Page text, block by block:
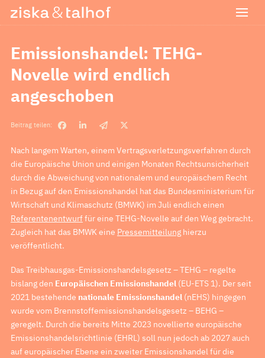
Emissionshandel: TEHG-
Novelle wird endlich
angeschoben
Beitrag teilen:
Nach langem Warten, einem Vertragsverletzungsverfahren durch
die Europäische Union und einigen Monaten Rechtsunsicherheit
durch die Abweichung von nationalem und europäischem Recht
in Bezug auf den Emissionshandel hat das Bundesministerium für
Wirtschaft und Klimaschutz (BMWK) im Juli endlich einen
Referentenentwurffür eine TEHG-Novelle auf den Weg gebracht.
Zugleich hat das BMWK eine Pressemitteilunghierzu
veröffentlicht.
Das Treibhausgas-Emissionshandelsgesetz – TEHG – regelte
bislang den Europäischen Emissionshandel(EU-ETS 1). Der seit
2021 bestehende nationale Emissionshandel(nEHS) hingegen
wurde vom Brennstoffemissionshandelsgesetz – BEHG –
geregelt. Durch die bereits Mitte 2023 novellierte europäische
Emissionshandelsrichtlinie (EHRL) soll nun jedoch ab 2027 auch
auf europäischer Ebene ein zweiter Emissionshandel für die